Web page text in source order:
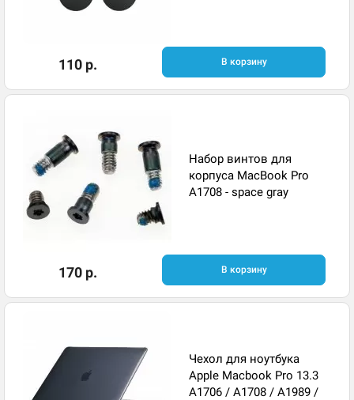
110 р. В корзину
Набор винтов для
корпуса MacBook Pro
A1708 - space gray
170 р. В корзину
Чехол для ноутбука
Apple Macbook Pro 13.3
A1706 / A1708 / A1989 /